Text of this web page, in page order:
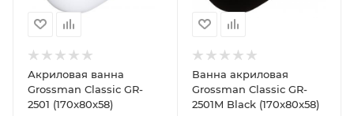
Акриловая ванна
Grossman Classic GR-
2501 (170x80x58)
Ванна акриловая
Grossman Classic GR-
2501M Black (170x80x58)